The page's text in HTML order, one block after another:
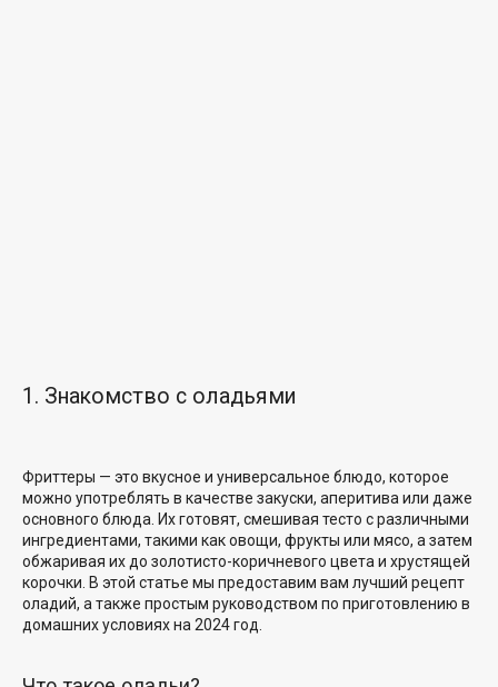
1. Знакомство с оладьями
Фриттеры — это вкусное и универсальное блюдо, которое
можно употреблять в качестве закуски, аперитива или даже
основного блюда. Их готовят, смешивая тесто с различными
ингредиентами, такими как овощи, фрукты или мясо, а затем
обжаривая их до золотисто-коричневого цвета и хрустящей
корочки. В этой статье мы предоставим вам лучший рецепт
оладий, а также простым руководством по приготовлению в
домашних условияхна 2024 год.